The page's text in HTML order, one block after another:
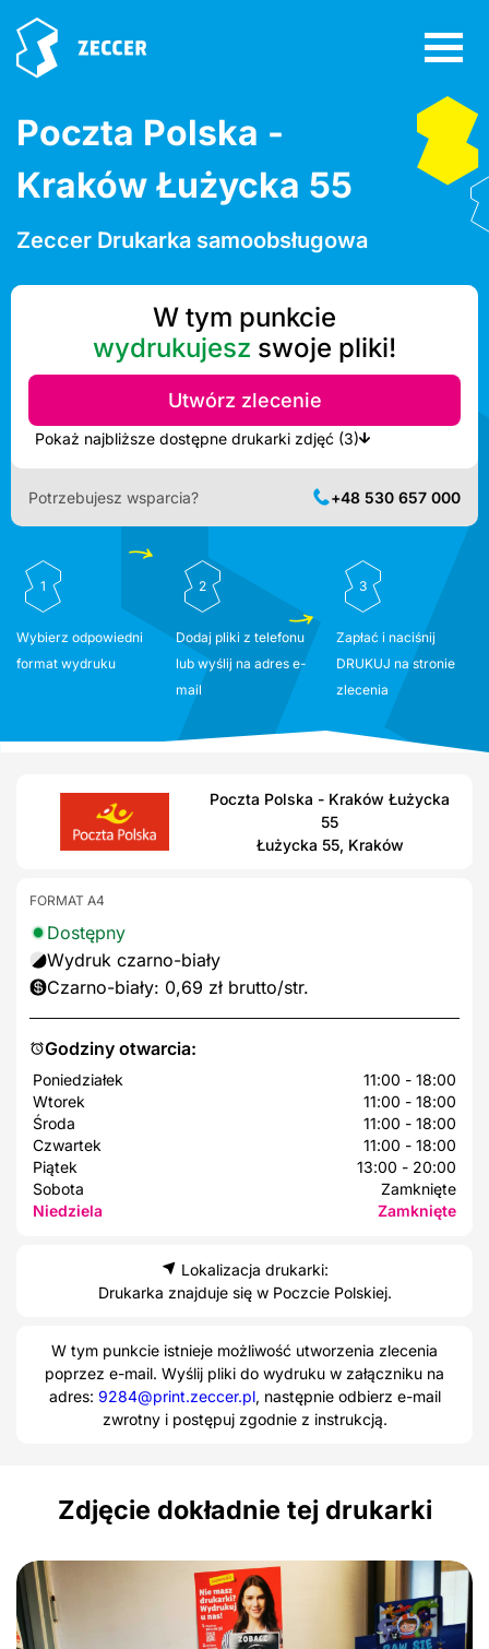
Poczta Polska -
Kraków Łużycka 55
Zeccer Drukarka samoobsługowa
W tym punkcie
wydrukujesz swoje pliki!
Utwórz zlecenie
Pokaż najbliższe dostępne drukarki zdjęć (3)
Potrzebujesz wsparcia? +48 530 657 000
1
Wybierz odpowiedni
format wydruku
2
Dodaj pliki z telefonu
lub wyślij na adres e-
mail
3
Zapłać i naciśnij
DRUKUJ na stronie
zlecenia
Poczta Polska - Kraków Łużycka
55
Łużycka 55, Kraków
Godziny otwarcia:
Poniedziałek
11:00 - 18:00
Wtorek
11:00 - 18:00
Środa
11:00 - 18:00
Czwartek
11:00 - 18:00
Piątek
13:00 - 20:00
Sobota
Zamknięte
Niedziela
Zamknięte
FORMAT A4
Dostępny
Wydruk czarno-biały
Czarno-biały: 0,69 zł brutto/str.
Lokalizacja drukarki:
Drukarka znajduje się w Poczcie Polskiej.
W tym punkcie istnieje możliwość utworzenia zlecenia
poprzez e-mail. Wyślij pliki do wydruku w załączniku na
adres: 9284@print.zeccer.pl, następnie odbierz e-mail
zwrotny i postępuj zgodnie z instrukcją.
Zdjęcie dokładnie tej drukarki